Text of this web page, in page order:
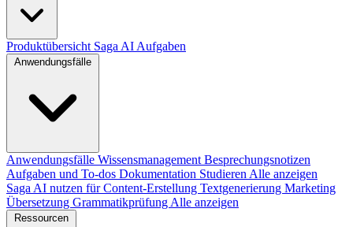
Produktübersicht Saga AI Aufgaben
Anwendungsfälle Wissensmanagement Besprechungsnotizen
Aufgaben und To-dos Dokumentation Studieren Alle anzeigen
Saga AI nutzen fürContent-Erstellung Textgenerierung Marketing
Übersetzung Grammatikprüfung Alle anzeigen